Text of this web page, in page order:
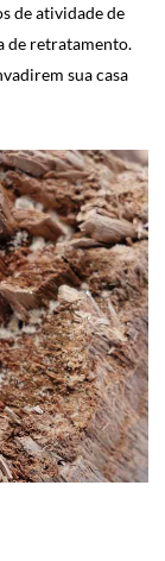
de atividade de
de retratamento.
sua casa